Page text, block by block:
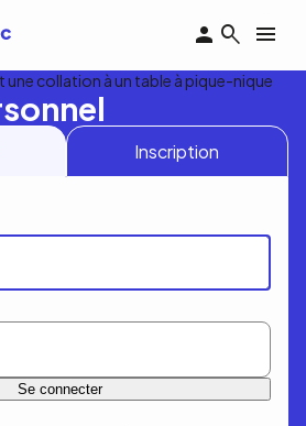
Inscription